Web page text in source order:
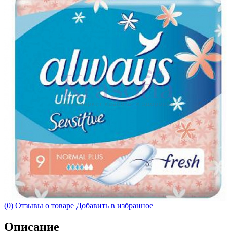
(0) Отзывы о товаре Добавить в избранное
Описание